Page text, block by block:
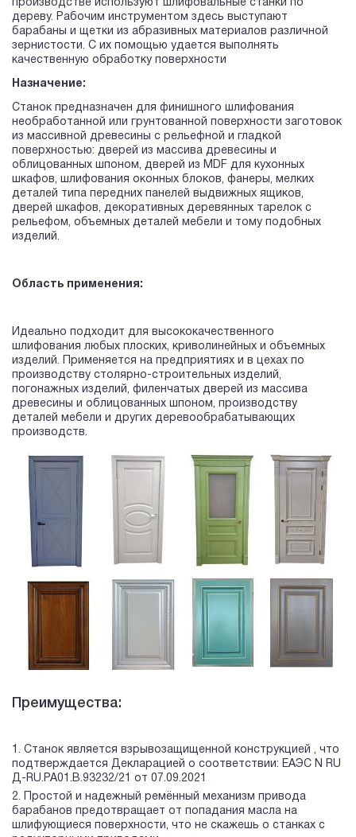
производстве используют шлифовальные станки по
дереву. Рабочим инструментом здесь выступают
барабаны и щетки из абразивных материалов различной
зернистости. С их помощью удается выполнять
качественную обработку поверхности
Назначение:
Станок предназначен для финишного шлифования
необработанной или грунтованной поверхности заготовок
из массивной древесины с рельефной и гладкой
поверхностью: дверей из массива древесины и
облицованных шпоном, дверей из MDF для кухонных
шкафов, шлифования оконных блоков, фанеры, мелких
деталей типа передних панелей выдвижных ящиков,
дверей шкафов, декоративных деревянных тарелок с
рельефом, объемных деталей мебели и тому подобных
изделий.
Область применения:
Идеально подходит для высококачественного
шлифования любых плоских, криволинейных и объемных
изделий. Применяется на предприятиях и в цехах по
производству столярно-строительных изделий,
погонажных изделий, филенчатых дверей из массива
древесины и облицованных шпоном, производству
деталей мебели и других деревообрабатывающих
производств.
Преимущества:
Станок является взрывозащищенной конструкцией , что
подтверждается Декларацией о соответствии: ЕАЭС N RU
Д-RU.РА01.В.93232/21 от 07.09.2021
Простой и надежный ремённый механизм привода
барабанов предотвращает от попадания масла на
шлифующиеся поверхности, что не скажешь о станках с